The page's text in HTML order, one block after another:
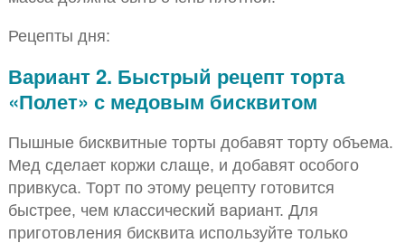
Рецепты дня:
Вариант 2. Быстрый рецепт торта
«Полет» с медовым бисквитом
Пышные бисквитные торты добавят торту объема.
Мед сделает коржи слаще, и добавят особого
привкуса. Торт по этому рецепту готовится
быстрее, чем классический вариант. Для
приготовления бисквита используйте только